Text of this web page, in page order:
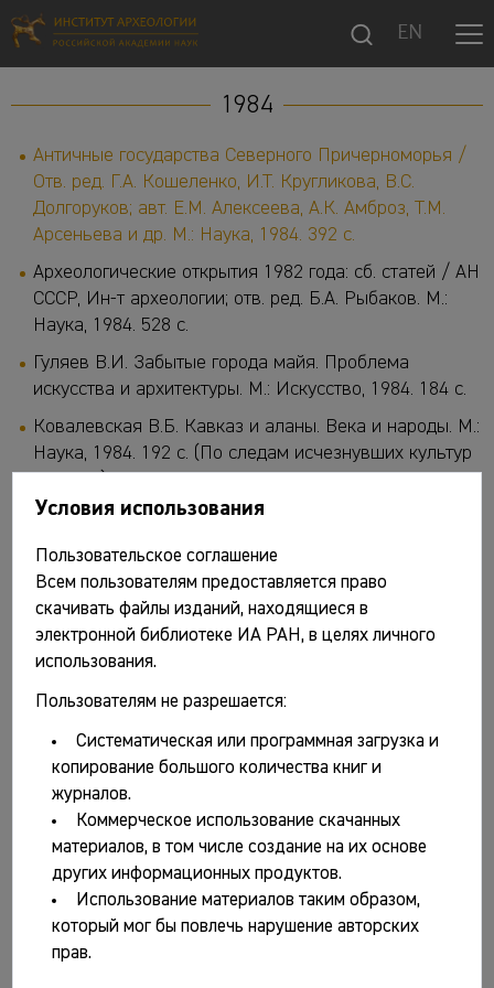
EN
1984
Античные государства Северного Причерноморья /
Отв. ред. Г.А. Кошеленко, И.Т. Кругликова, В.С.
Долгоруков; авт. Е.М. Алексеева, А.К. Амброз, Т.М.
Арсеньева и др. М.: Наука, 1984. 392 с.
Археологические открытия 1982 года: сб. статей / АН
СССР, Ин-т археологии; отв. ред. Б.А. Рыбаков. М.:
Наука, 1984. 528 с.
Гуляев В.И. Забытые города майя. Проблема
искусства и архитектуры. М.: Искусство, 1984. 184 с.
Ковалевская В.Б. Кавказ и аланы. Века и народы. М.:
Наука, 1984. 192 с. (По следам исчезнувших культур
Востока)
Косарев М.Ф. Западная Сибирь в древности. М.:
Наука, 1984. 245 с.
Кирпичников А.Н. Каменные крепости Новгородской
земли / Отв. ред. П.А. Раппопорт; ИА АН СССР,
Ленинградское отделение. Л.: Наука, Ленинград. отд-
е, 1984. 275 с., ил.
Краткие сообщения Института археологии. Вып. 177.
Кругликова. М.: Наука, 1984. 113 с.
Краткие сообщения Института археологии. Вып. 178.
Памятники железного века / Отв. ред. И.Т.
Кругликова. М.: Наука, 1984. 104 с.
Краткие сообщения Института археологии. Вып. 179.
Славянская археология / Отв. ред. И.Т. Кругликова.
М.: Наука, 1984. 104 с.
Условия использования
Пользовательское соглашение
Всем пользователям предоставляется право
скачивать файлы изданий, находящиеся в
электронной библиотеке ИА РАН, в целях личного
использования.
Пользователям не разрешается:
Систематическая или программная загрузка и
копирование большого количества книг и
журналов.
Коммерческое использование скачанных
материалов, в том числе создание на их основе
других информационных продуктов.
Использование материалов таким образом,
который мог бы повлечь нарушение авторских
прав.